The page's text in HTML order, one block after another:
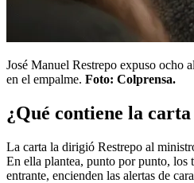
José Manuel Restrepo expuso ocho
en el empalme. Foto: Colprensa.
¿Qué contiene la
La carta la dirigió Restrepo al
En ella plantea, punto por punto, los
entrante, encienden las alertas de